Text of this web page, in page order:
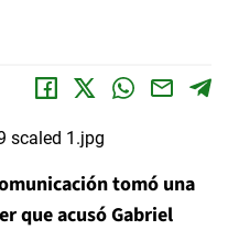
tomó una
que acusó Gabriel